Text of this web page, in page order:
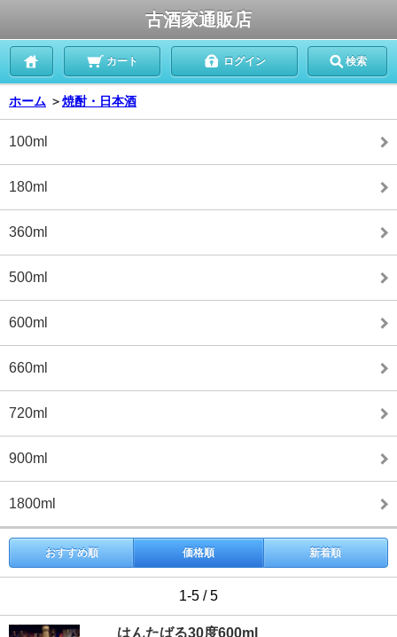
古酒家通販店
カート ログイン 検索
ホーム ＞焼酎・日本酒
100ml
180ml
360ml
500ml
600ml
660ml
720ml
900ml
1800ml
おすすめ順 価格順 新着順
1-5 / 5
はんたばる30度600ml